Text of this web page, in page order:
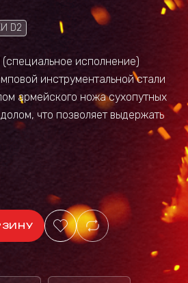
D2
исполнение)
инструментальной стали
армейского ножа сухопутных
что позволяет выдержать